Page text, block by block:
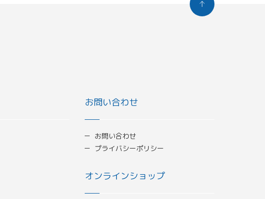
お問い合わせ
お問い合わせ
プライバシーポリシー
オンラインショップ